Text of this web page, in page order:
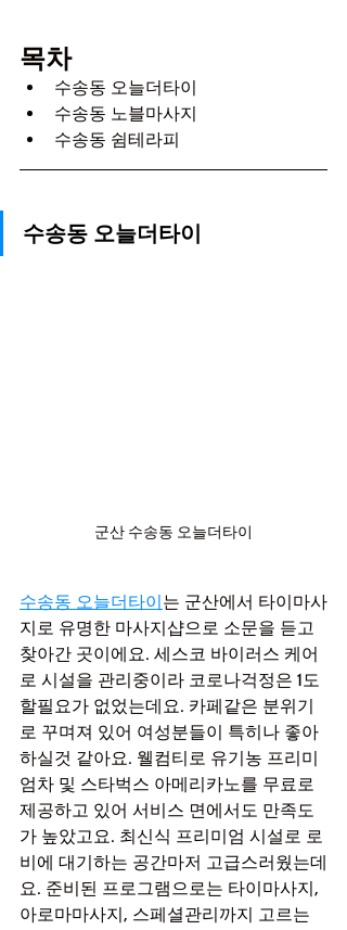
목차
수송동 오늘더타이
수송동 노블마사지
수송동 쉼테라피
수송동 오늘더타이
군산 수송동 오늘더타이
수송동 오늘더타이 는 군산에서 타이마사
지로 유명한 마사지샵으로 소문을 듣고
찾아간 곳이에요. 세스코 바이러스 케어
로 시설을 관리중이라 코로나걱정은 1도
할필요가 없었는데요. 카페같은 분위기
로 꾸며져 있어 여성분들이 특히나 좋아
하실것 같아요. 웰컴티로 유기농 프리미
엄차 및 스타벅스 아메리카노를 무료로
제공하고 있어 서비스 면에서도 만족도
가 높았고요. 최신식 프리미엄 시설로 로
비에 대기하는 공간마저 고급스러웠는데
요. 준비된 프로그램으로는 타이마사지,
아로마마사지, 스페셜관리까지 고르는